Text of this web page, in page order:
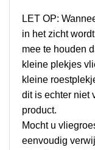
LET OP:
in het zicht
mee te houden
kleine plekjes
kleine
dit is echter niet
product.
Mocht u
eenvoudig